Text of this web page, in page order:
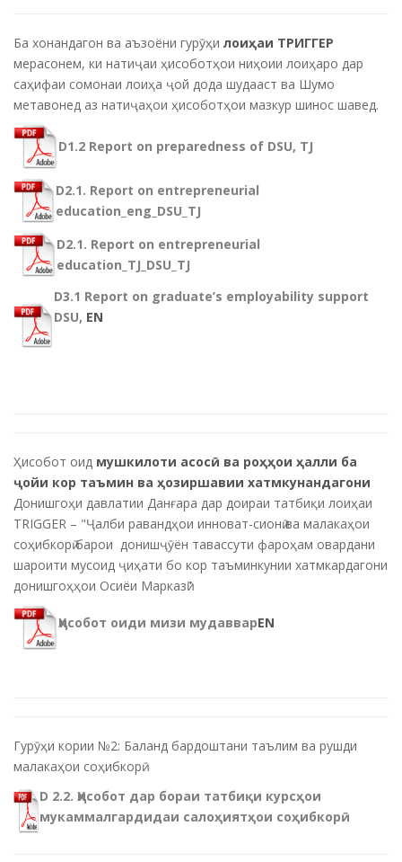
Ба хонандагон ва аъзоёни гурӯҳи лоиҳаи ТРИГГЕР
мерасонем, ки натиҷаи ҳисоботҳои ниҳоии лоиҳаро дар
саҳифаи сомонаи лоиҳа ҷой дода шудааст ва Шумо
метавонед аз натиҷаҳои ҳисоботҳои мазкур шинос шавед.
D1.2 Report on preparedness of DSU, TJ
D2.1. Report on entrepreneurial
education_eng_DSU_TJ
D2.1. Report on entrepreneurial
education_TJ_DSU_TJ
D3.1 Report on graduate’s employability support
DSU, EN
Ҳисобот оид мушкилоти асосӣ ва роҳҳои ҳалли ба
ҷойи кор таъмин ва ҳозиршавии хатмкунандагони
Донишгоҳи давлатии Данғара дар доираи татбиқи лоиҳаи
TRIGGER – "Ҷалби равандҳои инноват-сионӣ ва малакаҳои
соҳибкорӣ барои донишҷӯён тавассути фароҳам овардани
шароити мусоид ҷиҳати бо кор таъминкунии хатмкардагони
донишгоҳҳои Осиёи Марказӣ"
Ҳисобот оиди мизи мудавварEN
Гурӯҳи кории №2: Баланд бардоштани таълим ва рушди
малакаҳои соҳибкорӣ
D 2.2. Ҳисобот дар бораи татбиқи курсҳои
мукаммалгардидаи салоҳиятҳои соҳибкорӣ